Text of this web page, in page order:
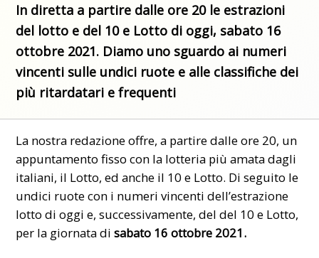
In diretta a partire dalle ore 20 le estrazioni
del lotto e del 10 e Lotto di oggi, sabato 16
ottobre 2021. Diamo uno sguardo ai numeri
vincenti sulle undici ruote e alle classifiche dei
più ritardatari e frequenti
La nostra redazione offre, a partire dalle ore 20, un
appuntamento fisso con la lotteria più amata dagli
italiani, il Lotto, ed anche il 10 e Lotto. Di seguito le
undici ruote con i numeri vincenti dell’estrazione
lotto di oggi e, successivamente, del del 10 e Lotto,
per la giornata disabato 16 ottobre 2021.